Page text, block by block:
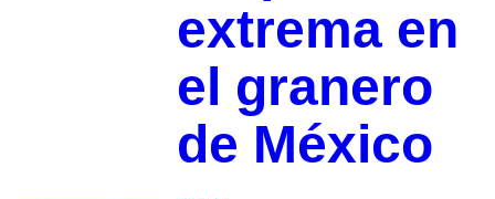
extrema en
el granero
de México